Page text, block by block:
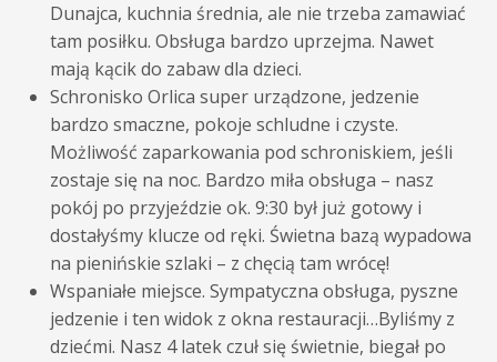
Dunajca, kuchnia średnia, ale nie trzeba zamawiać
tam posiłku. Obsługa bardzo uprzejma. Nawet
mają kącik do zabaw dla dzieci.
Schronisko Orlica super urządzone, jedzenie
bardzo smaczne, pokoje schludne i czyste.
Możliwość zaparkowania pod schroniskiem, jeśli
zostaje się na noc. Bardzo miła obsługa – nasz
pokój po przyjeździe ok. 9:30 był już gotowy i
dostałyśmy klucze od ręki. Świetna bazą wypadowa
na pienińskie szlaki – z chęcią tam wrócę!
Wspaniałe miejsce. Sympatyczna obsługa, pyszne
jedzenie i ten widok z okna restauracji…Byliśmy z
dziećmi. Nasz 4 latek czuł się świetnie, biegał po